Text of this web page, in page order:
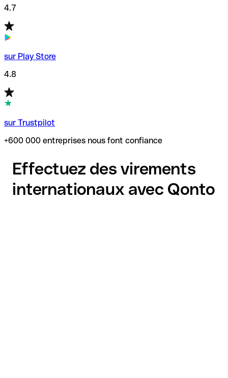
4.7
sur Play Store
4.8
sur Trustpilot
+600 000 entreprises nous font confiance
Effectuez des virements
internationaux avec Qonto